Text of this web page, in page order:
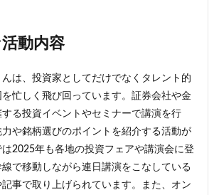
動内容
は、投資家としてだけでなくタレント的
忙しく飛び回っています。証券会社や金
る投資イベントやセミナーで講演を行
や銘柄選びのポイントを紹介する活動が
2025年も各地の投資フェアや講演会に登
で移動しながら連日講演をこなしている
事で取り上げられています。また、オン